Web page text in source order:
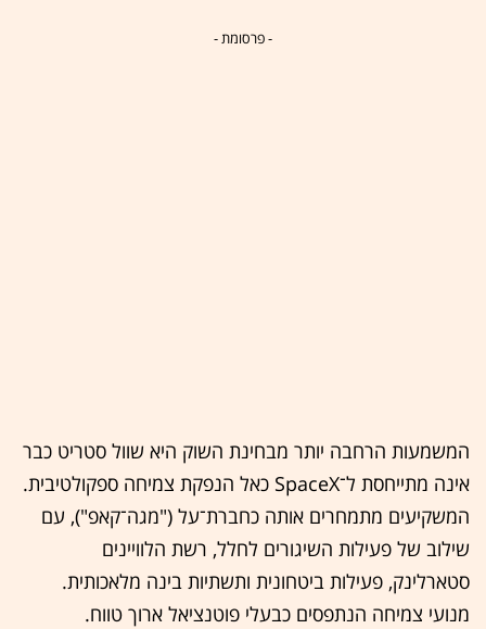
- פרסומת -
המשמעות הרחבה יותר מבחינת השוק היא שוול סטריט כבר
אינה מתייחסת ל־SpaceX כאל הנפקת צמיחה ספקולטיבית.
המשקיעים מתמחרים אותה כחברת־על ("מגה־קאפ"), עם
שילוב של פעילות השיגורים לחלל, רשת הלוויינים
סטארלינק, פעילות ביטחונית ותשתיות בינה מלאכותית.
מנועי צמיחה הנתפסים כבעלי פוטנציאל ארוך טווח.